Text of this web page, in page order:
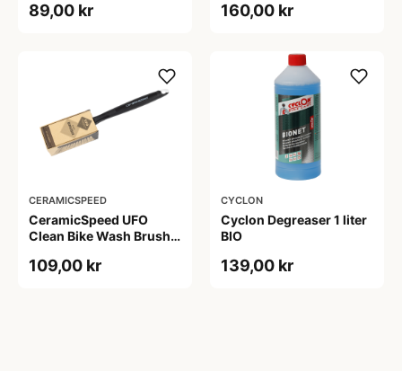
89,00 kr 160,00 kr
CERAMICSPEED
CeramicSpeed UFO
Clean Bike Wash Brush -
109,00 kr
CYCLON
Cyclon Degreaser 1 liter
BIO
139,00 kr